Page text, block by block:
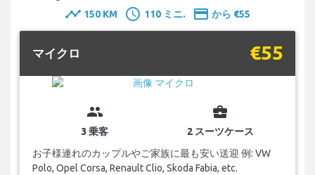
timeline 150 KM schedule 110 ミニ. payment から €55
マイクロ €55
group
3 乗客
business_center
2 スーツケース
お子様連れのカップルやご家族に最も安い送迎 例: VW
Polo, Opel Corsa, Renault Clio, Skoda Fabia, etc.